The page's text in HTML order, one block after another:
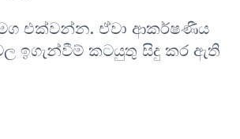
එක්වන්න. ඒවා ආකර්ෂණීය
ඉගැන්වීම් කටයුතු සිදු කර ඇති